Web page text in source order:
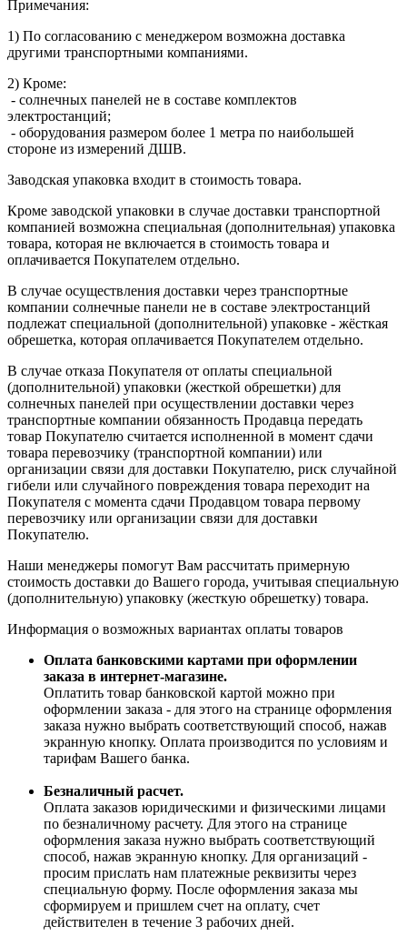
Примечания:
1) По согласованию с менеджером возможна доставка
другими транспортными компаниями.
2) Кроме:
- солнечных панелей не в составе комплектов
электростанций;
- оборудования размером более 1 метра по наибольшей
стороне из измерений ДШВ.
Заводская упаковка входит в стоимость товара.
Кроме заводской упаковки в случае доставки транспортной
компанией возможна специальная (дополнительная) упаковка
товара, которая не включается в стоимость товара и
оплачивается Покупателем отдельно.
В случае осуществления доставки через транспортные
компании солнечные панели не в составе электростанций
подлежат специальной (дополнительной) упаковке - жёсткая
обрешетка, которая оплачивается Покупателем отдельно.
В случае отказа Покупателя от оплаты специальной
(дополнительной) упаковки (жесткой обрешетки) для
солнечных панелей при осуществлении доставки через
транспортные компании обязанность Продавца передать
товар Покупателю считается исполненной в момент сдачи
товара перевозчику (транспортной компании) или
организации связи для доставки Покупателю, риск случайной
гибели или случайного повреждения товара переходит на
Покупателя с момента сдачи Продавцом товара первому
перевозчику или организации связи для доставки
Покупателю.
Наши менеджеры помогут Вам рассчитать примерную
стоимость доставки до Вашего города, учитывая специальную
(дополнительную) упаковку (жесткую обрешетку) товара.
Информация о возможных вариантах оплаты товаров
Оплата банковскими картами при оформлении
заказа в интернет-магазине.
Оплатить товар банковской картой можно при
оформлении заказа - для этого на странице оформления
заказа нужно выбрать соответствующий способ, нажав
экранную кнопку. Оплата производится по условиям и
тарифам Вашего банка.
Безналичный расчет.
Оплата заказов юридическими и физическими лицами
по безналичному расчету. Для этого на странице
оформления заказа нужно выбрать соответствующий
способ, нажав экранную кнопку. Для организаций -
просим прислать нам платежные реквизиты через
специальную форму. После оформления заказа мы
сформируем и пришлем счет на оплату, счет
действителен в течение 3 рабочих дней.